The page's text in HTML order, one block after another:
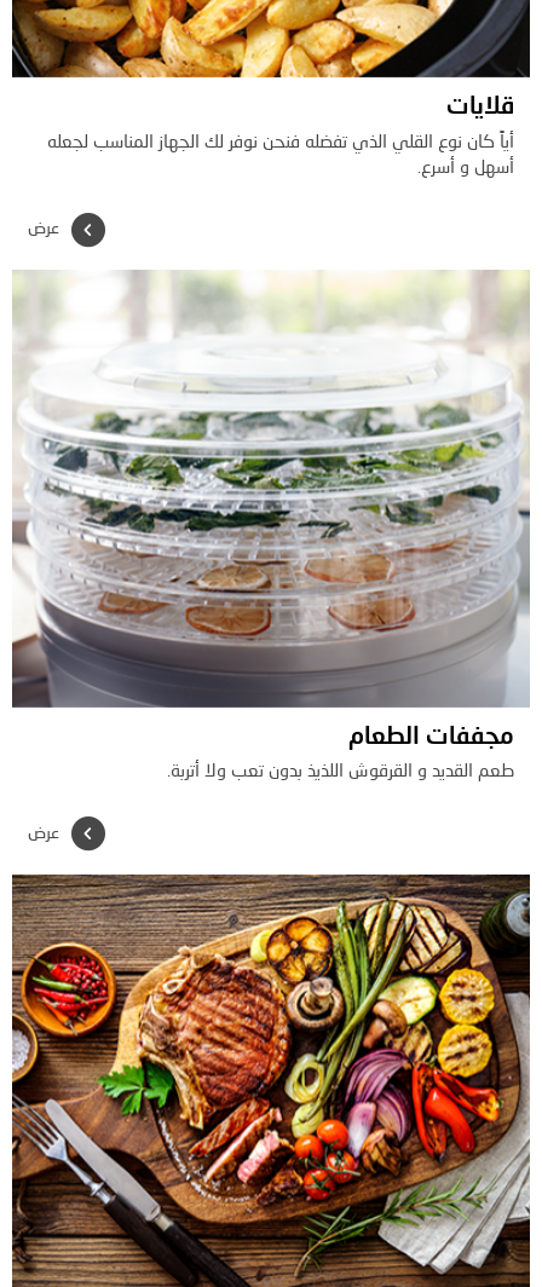
قلايات
أياً كان نوع القلي الذي تفضله فنحن نوفر لك الجهاز المناسب لجعله
أسهل و أسرع.
عرض
مجففات الطعام
طعم القديد و القرقوش اللذيذ بدون تعب ولا أتربة.
عرض